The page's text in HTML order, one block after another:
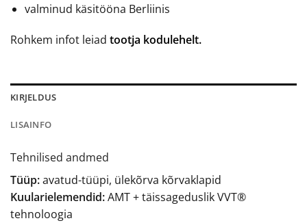
valminud käsitööna Berliinis
Rohkem infot leiad tootja kodulehelt.
KIRJELDUS
LISAINFO
Tehnilised andmed
Tüüp:avatud-tüüpi, ülekõrva kõrvaklapid
Kuularielemendid:AMT + täissageduslik VVT®
tehnoloogia